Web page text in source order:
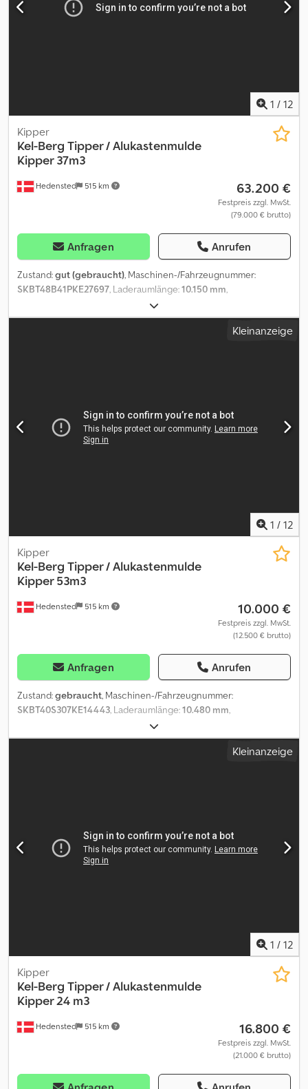
1 / 12
Hedensted 515 km
Kipper
Kel-Berg Tipper / Alukastenmulde
Kipper 37m3
63.200 €
Festpreis zzgl. MwSt.
(79.000 € brutto)
Anfragen Anrufen
Zustand:gut (gebraucht), Maschinen-/Fahrzeugnummer:
SKBT48B41PKE27697, Laderaumlänge:10.150 mm,
, Laderaumhöhe:
2024, = Weitere Optionen und Zubehör = - Luftfederung hinten -
Luftfederung vorn = Weitere Informationen = Zuladung: 40.000
Kleinanzeige
1 / 12
Hedensted 515 km
Kipper
Kel-Berg Tipper / Alukastenmulde
Kipper 53m3
10.000 €
Festpreis zzgl. MwSt.
(12.500 € brutto)
Anfragen Anrufen
Zustand:gebraucht, Maschinen-/Fahrzeugnummer:
SKBT40S307KE14443, Laderaumlänge:10.480 mm,
, Laderaumhöhe:
8.000 mm, Baujahr:2008, = Weitere Optionen und Zubehör = -
Luftfederung hinten - Luftfederung vorn = Weitere Informationen
hinten: 385/55 R 22.5 Weitere Informationen Wenden Sie sich an
Lastas Sales, um weitere Informationen zu erhalten. Dcodpfx
Kleinanzeige
1 / 12
Hedensted 515 km
Kipper
Kel-Berg Tipper / Alukastenmulde
Kipper 24 m3
16.800 €
Festpreis zzgl. MwSt.
(21.000 € brutto)